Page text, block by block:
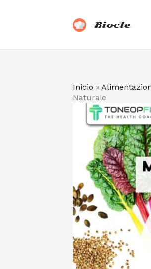
Biocle
Inicio »
Naturale